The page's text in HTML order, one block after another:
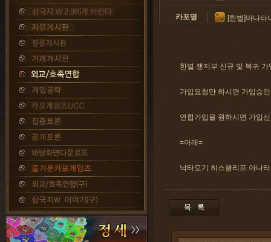
카포명 [한별]아나타
한별 쟁지부 신규 및 복귀
가입요청만 하시면 가입승
연합가입을 원하시면 가입
=아래=
낙타모기 히스클리프 아나